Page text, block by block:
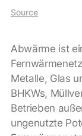
Source
Abwärme ist
Metalle, Glas
BHKWs,
Betrieben
ungenutzte